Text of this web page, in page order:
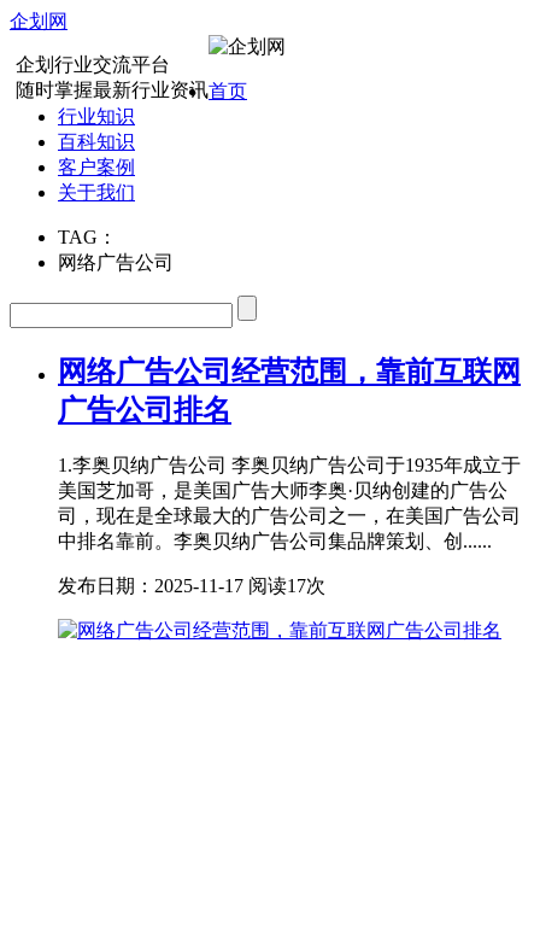
企划网
企划行业交流平台
随时掌握最新行业资讯首页
行业知识
百科知识
客户案例
关于我们
TAG：
网络广告公司
网络广告公司经营范围，靠前互联网
广告公司排名
1.李奥贝纳广告公司 李奥贝纳广告公司于1935年成立于
美国芝加哥，是美国广告大师李奥·贝纳创建的广告公
司，现在是全球最大的广告公司之一，在美国广告公司
中排名靠前。李奥贝纳广告公司集品牌策划、创......
发布日期：2025-11-17 阅读17次